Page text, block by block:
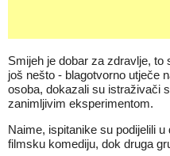
Smijeh je dobar za zdravlje,
još nešto - blagotvorno utječe
osoba, dokazali su istraživači
zanimljivim eksperimentom.
Naime, ispitanike su podijelili
filmsku komediju, dok druga